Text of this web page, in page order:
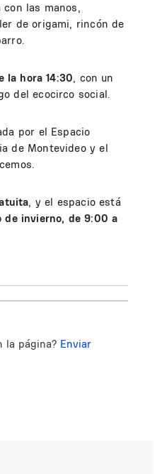
las manos,
de origami, rincón de
la hora 14:30, con un
del ecocirco social.
por el Espacio
de Montevideo y el
, y el espacioestá
de invierno, de 9:00 a
la página? Enviar